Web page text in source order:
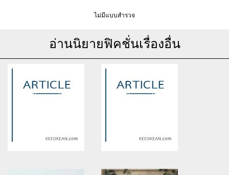
ไม่มีแบบสำรวจ
อ่านนิยายฟิคชั่นเรื่องอื่น
Warning: Use of undefined